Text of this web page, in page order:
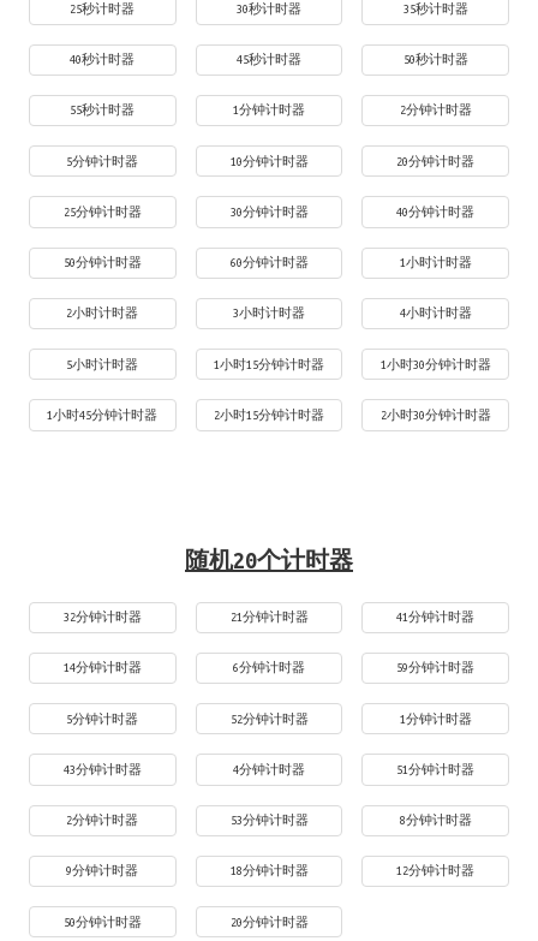
25秒计时器 30秒计时器 35秒计时器
40秒计时器 45秒计时器 50秒计时器
55秒计时器 1分钟计时器 2分钟计时器
5分钟计时器 10分钟计时器 20分钟计时器
25分钟计时器 30分钟计时器 40分钟计时器
50分钟计时器 60分钟计时器 1小时计时器
2小时计时器 3小时计时器 4小时计时器
5小时计时器 1小时15分钟计时器 1小时30分钟计时器
1小时45分钟计时器 2小时15分钟计时器 2小时30分钟计时器
随机20个计时器
32分钟计时器 21分钟计时器 41分钟计时器
14分钟计时器 6分钟计时器 59分钟计时器
5分钟计时器 52分钟计时器 1分钟计时器
43分钟计时器 4分钟计时器 51分钟计时器
2分钟计时器 53分钟计时器 8分钟计时器
9分钟计时器 18分钟计时器 12分钟计时器
50分钟计时器 20分钟计时器